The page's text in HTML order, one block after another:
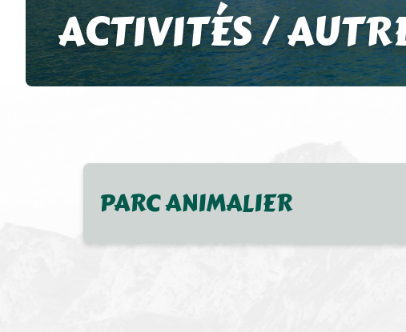
ACTIVITÉS /
PARC ANIMALIER